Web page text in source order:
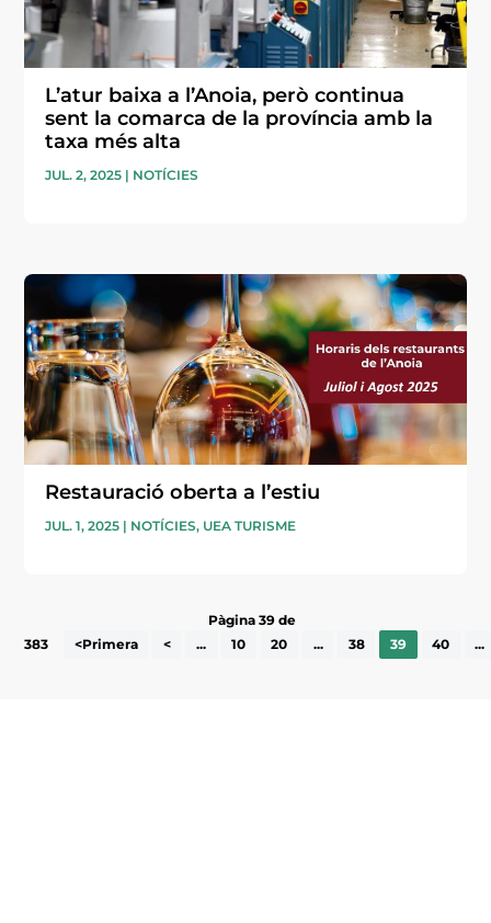
L’atur baixa a l’Anoia, però continua
sent la comarca de la província amb la
taxa més alta
JUL. 2, 2025 | NOTÍCIES
Restauració oberta a l’estiu
JUL. 1, 2025 | NOTÍCIES, UEA TURISME
Pàgina 39 de
383
<Primera < ... 10 20 ... 38 39 40 ...